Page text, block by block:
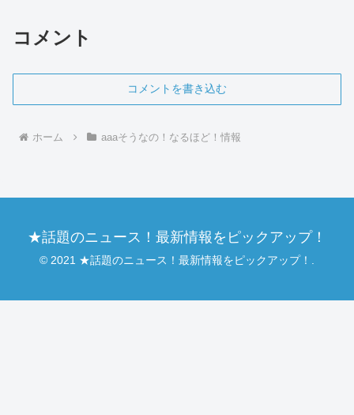
コメント
コメントを書き込む
ホーム aaaそうなの！なるほど！情報
★話題のニュース！最新情報をピックアップ！
© 2021 ★話題のニュース！最新情報をピックアップ！.